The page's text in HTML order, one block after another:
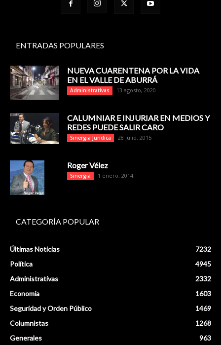
ENTRADAS POPULARES
NUEVA CUARENTENA POR LA VIDA
EN EL VALLE DE ABURRÁ
Administrativas 13 agosto, 2020
CALUMNIAR E INJURIAR EN MEDIOS Y
REDES PUEDE SALIR CARO
Sinergia Jurídica 28 julio, 2015
Roger Vélez
Sinergia 1 enero, 2014
CATEGORÍA POPULAR
Últimas Noticias
7232
Política
4945
Administrativas
2332
Economía
1603
Seguridad y Orden Público
1469
Columnistas
1268
Generales
963